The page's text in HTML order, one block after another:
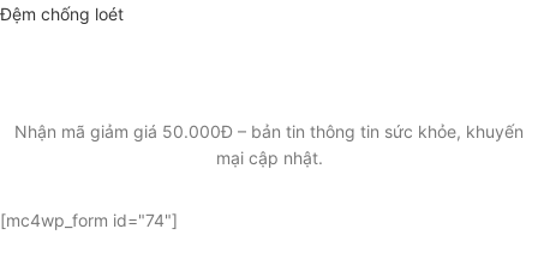
Đệm chống loét
Nhận mã giảm giá 50.000Đ – bản tin thông tin sức khỏe, khuyến
mại cập nhật.
[mc4wp_form id="74"]